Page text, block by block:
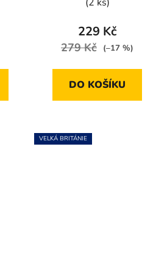
229 Kč
279 Kč (–17 %)
DO KOŠÍKU
VELKÁ BRITÁNIE